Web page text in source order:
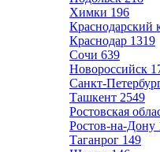
Химки 196
Краснодарский
Краснодар 1319
Сочи 639
Новороссийск
Санкт-
Ташкент 2549
Ростовская
Ростов-на-Дону
Таганрог 149